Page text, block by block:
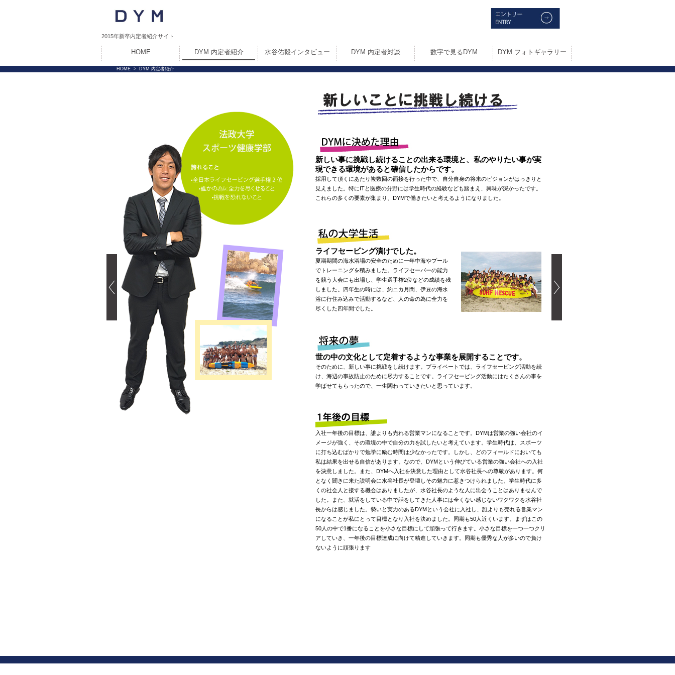
2015年新卒内定者紹介サイト
HOME DYM 内定者紹介 水谷佑毅インタビュー DYM 内定者対談 数字で見るDYM DYM フォトギャラリー
HOME > DYM 内定者紹介
新しい事に挑戦し続けることの出来る環境と、私のやりたい事が実
現できる環境があると確信したからです。
採用して頂くにあたり複数回の面接を行った中で、自分自身の将来のビジョンがはっきりと
見えました。特にITと医療の分野には学生時代の経験なども踏まえ、興味が深かったです。
これらの多くの要素が集まり、DYMで働きたいと考えるようになりました。
ライフセービング漬けでした。
夏期期間の海水浴場の安全のために一年中海やプール
でトレーニングを積みました。ライフセーバーの能力
を競う大会にも出場し、学生選手権2位などの成績を残
しました。四年生の時には、約ニカ月間、伊豆の海水
浴に行住み込みで活動するなど、人の命の為に全力を
尽くした四年間でした。
世の中の文化として定着するような事業を展開することです。
そのために、新しい事に挑戦をし続けます。プライベートでは、ライフセービング活動を続
け、海辺の事故防止のために尽力することです。ライフセービング活動にはたくさんの事を
学ばせてもらったので、一生関わっていきたいと思っています。
入社一年後の目標は、誰よりも売れる営業マンになることです。DYMは営業の強い会社のイ
メージが強く、その環境の中で自分の力を試したいと考えています。学生時代は、スポーツ
に打ち込むばかりで勉学に励む時間は少なかったです。しかし、どのフィールドにおいても
私は結果を出せる自信があります。なので、DYMという伸びている営業の強い会社への入社
を決意しました。また、DYMへ入社を決意した理由として水谷社長への尊敬があります。何
となく聞きに来た説明会に水谷社長が登壇しその魅力に惹きつけられました。学生時代に多
くの社会人と接する機会はありましたが、水谷社長のような人に出会うことはありませんで
した。また、就活をしている中で話をしてきた人事には全くない感じないワクワクを水谷社
長からは感じました。勢いと実力のあるDYMという会社に入社し、誰よりも売れる営業マン
になることが私にとって目標となり入社を決めました。同期も50人近くいます。まずはこの
50人の中で1番になることを小さな目標にして頑張って行きます。小さな目標を一つ一つクリ
アしていき、一年後の目標達成に向けて精進していきます。同期も優秀な人が多いので負け
ないように頑張ります